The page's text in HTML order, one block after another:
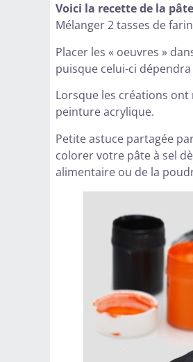
Voici la recette de la
Mélanger 2 tasses de
Placer les « oeuvres »
puisque celui-ci
Lorsque les créations
peinture acrylique.
Petite astuce partagée
colorer votre pâte à sel
alimentaire ou de la